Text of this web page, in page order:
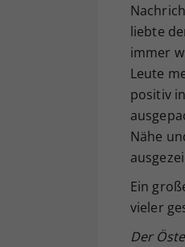
liebte
immer
Leute
positiv
Nähe
Ein
vieler
Der